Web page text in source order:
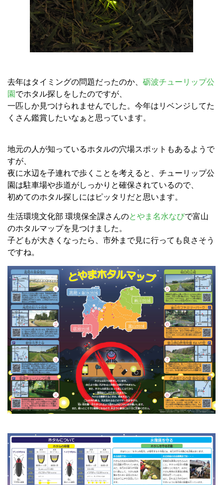
去年はタイミングの問題だったのか、 砺波チューリップ公
園 でホタル探しをしたのですが、
一匹しか見つけられませんでした。今年はリベンジしてた
くさん鑑賞したいなぁと思っています。
地元の人が知っているホタルの穴場スポットもあるようで
すが、
夜に水辺を子連れで歩くことを考えると、チューリップ公
園は駐車場や歩道がしっかりと確保されているので、
初めてのホタル探しにはピッタリだと思います。
生活環境文化部 環境保全課さんのとやま名水なびで富山
のホタルマップを見つけました。
子どもが大きくなったら、市外まで見に行っても良さそう
ですね。